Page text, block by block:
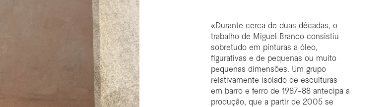
«Durante cerca de duas décadas, o
trabalho de Miguel Branco consistiu
sobretudo em pinturas a óleo,
figurativas e de pequenas ou muito
pequenas dimensões. Um grupo
relativamente isolado de esculturas
em barro e ferro de 1987-88 antecipa a
produção, que a partir de 2005 se